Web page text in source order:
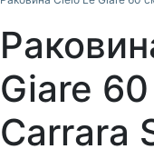
Giare
Carrara